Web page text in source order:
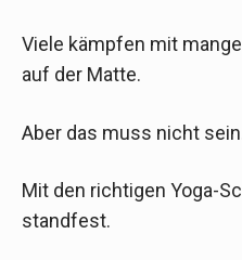
Viele kämpfen mit
auf der Matte.
Aber das muss nicht
Mit den richtigen Yoga-
standfest.